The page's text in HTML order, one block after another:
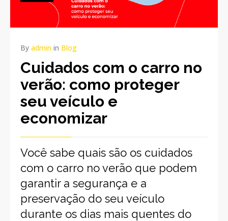
By admin in Blog
Cuidados com o carro no
verão: como proteger
seu veículo e
economizar
Você sabe quais são os cuidados
com o carro no verão que podem
garantir a segurança e a
preservação do seu veículo
durante os dias mais quentes do